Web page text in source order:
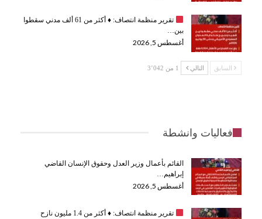
تقرير منظمة انتصاف: ♦️
أكثر من 61 ألف مدني سقطوا
بين…
أغسطس 5, 2026
السابق التالي 1 من 3٬042
فعاليات وانشطة
القائم بأعمال وزير العدل وحقوق الإنسان القاضي
إبراهيم…
أغسطس 5, 2026
تقرير منظمة انتصاف: ♦️
أكثر من 1.4 مليون نازح